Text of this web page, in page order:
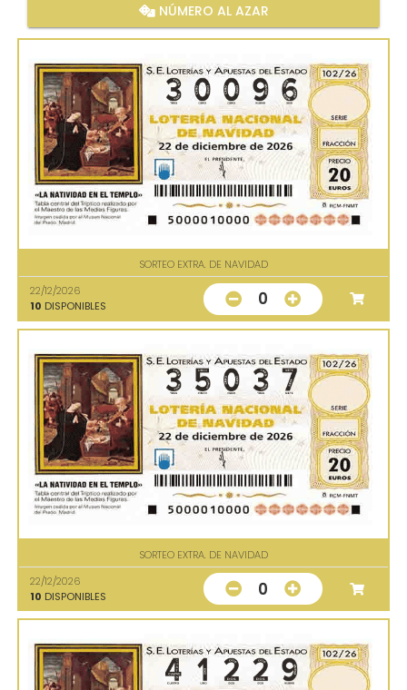
NÚMERO AL AZAR
SORTEO EXTRA. DE NAVIDAD
22/12/2026
10 DISPONIBLES 0
SORTEO EXTRA. DE NAVIDAD
22/12/2026
10 DISPONIBLES 0